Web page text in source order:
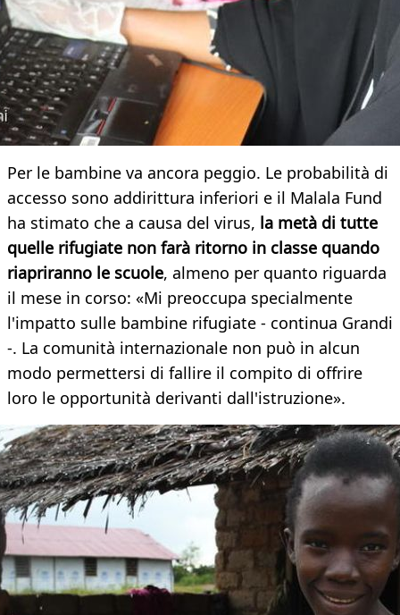
Per le bambine va ancora peggio. Le probabilità di
accesso sono addirittura inferiori e il Malala Fund
ha stimato che a causa del virus, la metà di tutte
quelle rifugiate non farà ritorno in classe quando
riapriranno le scuole, almeno per quanto riguarda
il mese in corso: «Mi preoccupa specialmente
l'impatto sulle bambine rifugiate - continua Grandi
-. La comunità internazionale non può in alcun
modo permettersi di fallire il compito di offrire
loro le opportunità derivanti dall'istruzione».